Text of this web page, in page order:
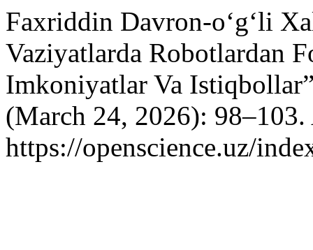
Faxriddin Davron-o‘g‘li
Vaziyatlarda Robotlardan
Imkoniyatlar Va
(March 24, 2026): 98–103.
https://openscience.uz/